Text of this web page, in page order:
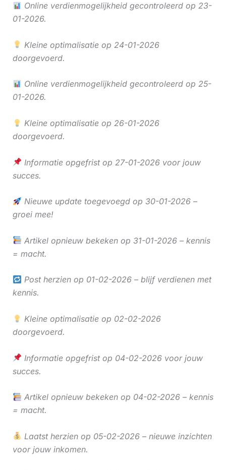
Online verdienmogelijkheid gecontroleerd op 23-
01-2026.
Kleine optimalisatie op 24-01-2026
doorgevoerd.
Online verdienmogelijkheid gecontroleerd op 25-
01-2026.
Kleine optimalisatie op 26-01-2026
doorgevoerd.
Informatie opgefrist op 27-01-2026 voor jouw
succes.
Nieuwe update toegevoegd op 30-01-2026 –
groei mee!
Artikel opnieuw bekeken op 31-01-2026 – kennis
= macht.
Post herzien op 01-02-2026 – blijf verdienen met
kennis.
Kleine optimalisatie op 02-02-2026
doorgevoerd.
Informatie opgefrist op 04-02-2026 voor jouw
succes.
Artikel opnieuw bekeken op 04-02-2026 – kennis
= macht.
Laatst herzien op 05-02-2026 – nieuwe inzichten
voor jouw inkomen.